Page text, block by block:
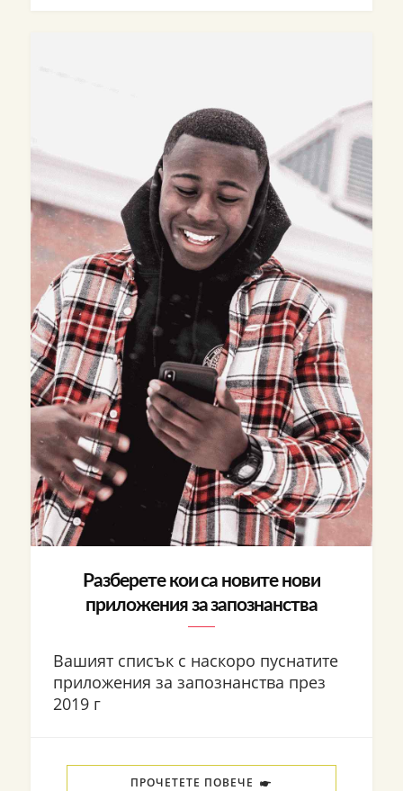
Разберете кои са новите нови
приложения за запознанства
Вашият списък с наскоро пуснатите
приложения за запознанства през
2019 г
ПРОЧЕТЕТЕ ПОВЕЧЕ